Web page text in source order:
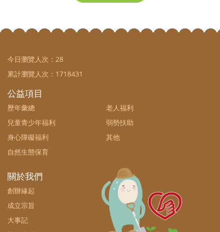
今日瀏覽人次： 28
累計瀏覽人次： 1718431
公益項目
歷年彙總
老人福利
兒童青少年福利
弱勢扶助
身心障礙福利
其他
自然生態保育
關於我們
創辦緣起
成立宗旨
大事記